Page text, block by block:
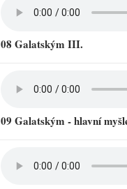
08 Galatským III.
09 Galatským - hlavní